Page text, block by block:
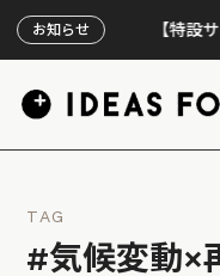
お知らせ【特設サイトオー
TAG
#気候変動×